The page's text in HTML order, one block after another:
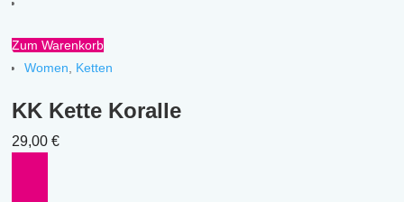
Zum Warenkorb
Women
Ketten
KK Kette Koralle
29,00€